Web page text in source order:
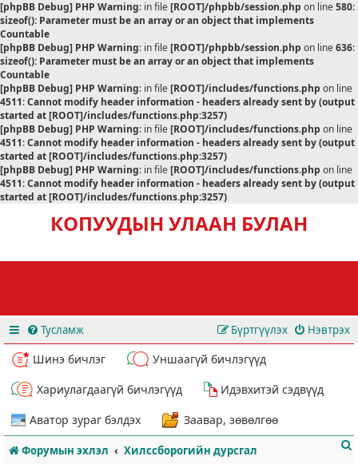
[phpBB Debug] PHP Warning: in file[ROOT]/phpbb/session.php on line580:
sizeof(): Parameter must be an array or an object that implements
Countable
[phpBB Debug] PHP Warning: in file[ROOT]/phpbb/session.php on line636:
sizeof(): Parameter must be an array or an object that implements
Countable
[phpBB Debug] PHP Warning: in file[ROOT]/includes/functions.php on line
4511:Cannot modify header information - headers already sent by (output
started at [ROOT]/includes/functions.php:3257)
[phpBB Debug] PHP Warning: in file[ROOT]/includes/functions.php on line
4511:Cannot modify header information - headers already sent by (output
started at [ROOT]/includes/functions.php:3257)
[phpBB Debug] PHP Warning: in file[ROOT]/includes/functions.php on line
4511:Cannot modify header information - headers already sent by (output
started at [ROOT]/includes/functions.php:3257)
КОПУУДЫН УЛААН БУЛАН
Тусламж Нэвтрэх
Бүртгүүлэх
Шинэ бичлэг
Уншаагүй бичлэгүүд
Хариулагдаагүй бичлэгүүд
Идэвхитэй сэдвүүд
Аватор зураг бэлдэх
Заавар, зөвөлгөө
Форумын эхлэл Хилссборогийн дурсгал